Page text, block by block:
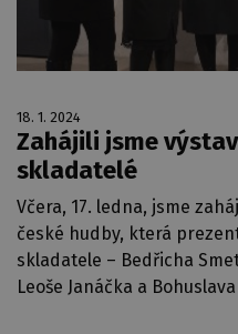
18. 1. 2024
Zahájili jsme
skladatelé
Včera, 17. ledna, jsme
české hudby, která
skladatele – Bedřicha
Leoše Janáčka a